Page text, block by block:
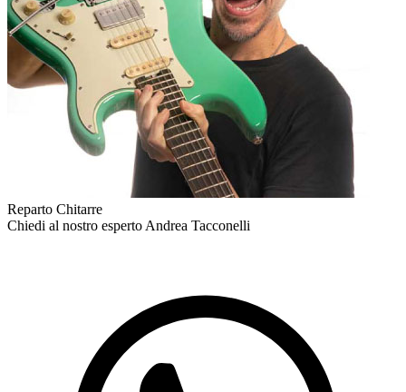
Reparto Chitarre
Chiedi al nostro espertoAndrea Tacconelli